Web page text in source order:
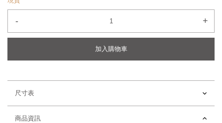
- +
加入購物車
尺寸表
商品資訊